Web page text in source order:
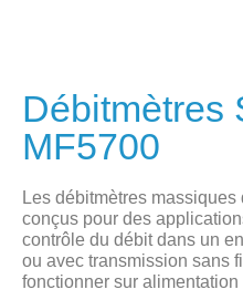
Débitmètres
MF5700
Les débitmètres
conçus pour des
contrôle du débit dans un
ou avec transmission sans
fonctionner sur